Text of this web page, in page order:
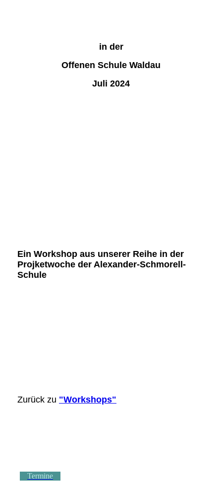
in der
Offenen Schule Waldau
Juli 2024
Ein Workshop aus unserer Reihe in der
Projketwoche der Alexander-Schmorell-
Schule
Zurück zu "Workshops"
Termine